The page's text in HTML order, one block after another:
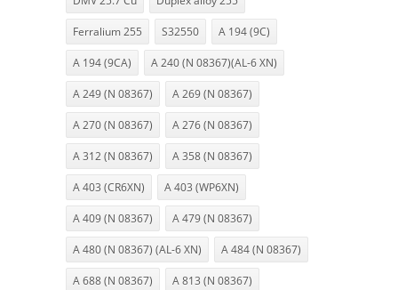
Ferralium 255 S32550 A 194 (9C)
A 194 (9CA) A 240 (N 08367)(AL-6 XN)
A 249 (N 08367) A 269 (N 08367)
A 270 (N 08367) A 276 (N 08367)
A 312 (N 08367) A 358 (N 08367)
A 403 (CR6XN) A 403 (WP6XN)
A 409 (N 08367) A 479 (N 08367)
A 480 (N 08367) (AL-6 XN) A 484 (N 08367)
A 688 (N 08367) A 813 (N 08367)